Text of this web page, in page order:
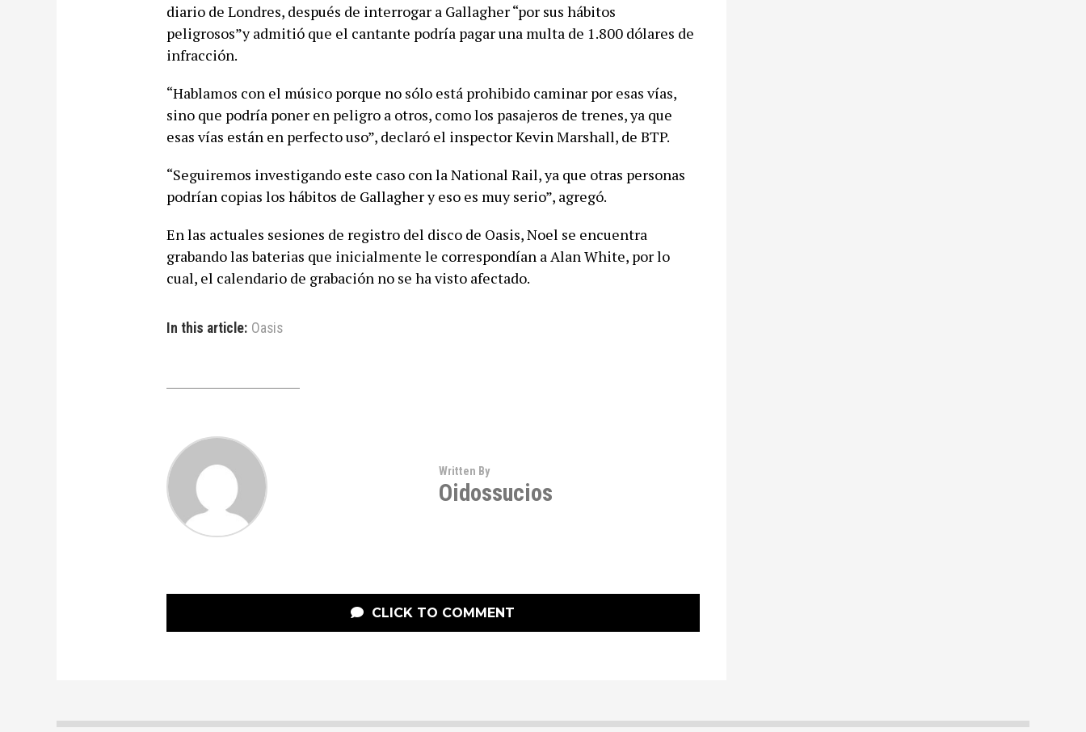
diario de Londres, después de interrogar a Gallagher “por sus hábitos
peligrosos”y admitió que el cantante podría pagar una multa de 1.800 dólares de
infracción.
“Hablamos con el músico porque no sólo está prohibido caminar por esas vías,
sino que podría poner en peligro a otros, como los pasajeros de trenes, ya que
esas vías están en perfecto uso”, declaró el inspector Kevin Marshall, de BTP.
“Seguiremos investigando este caso con la National Rail, ya que otras personas
podrían copias los hábitos de Gallagher y eso es muy serio”, agregó.
En las actuales sesiones de registro del disco de Oasis, Noel se encuentra
grabando las baterias que inicialmente le correspondían a Alan White, por lo
cual, el calendario de grabación no se ha visto afectado.
In this article: Oasis
Written By
Oidossucios
CLICK TO COMMENT